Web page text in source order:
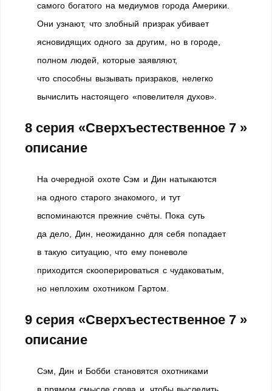
самого богатого на медиумов города Америки.
Они узнают, что злобный призрак убивает
ясновидящих одного за другим, но в городе,
полном людей, которые заявляют,
что способны вызывать призраков, нелегко
вычислить настоящего «повелителя духов».
8 серия «Сверхъестественное 7 »
описание
На очередной охоте Сэм и Дин натыкаются
на одного старого знакомого, и тут
вспоминаются прежние счёты. Пока суть
да дело, Дин, неожиданно для себя попадает
в такую ситуацию, что ему поневоле
приходится скооперироваться с чудаковатым,
но неплохим охотником Гартом.
9 серия «Сверхъестественное 7 »
описание
Сэм, Дин и Бобби становятся охотниками